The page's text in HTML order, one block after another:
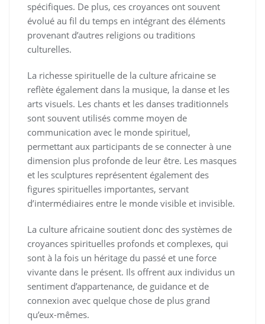
spécifiques. De plus, ces croyances ont souvent
évolué au fil du temps en intégrant des éléments
provenant d’autres religions ou traditions
culturelles.
La richesse spirituelle de la culture africaine se
reflète également dans la musique, la danse et les
arts visuels. Les chants et les danses traditionnels
sont souvent utilisés comme moyen de
communication avec le monde spirituel,
permettant aux participants de se connecter à une
dimension plus profonde de leur être. Les masques
et les sculptures représentent également des
figures spirituelles importantes, servant
d’intermédiaires entre le monde visible et invisible.
La culture africaine soutient donc des systèmes de
croyances spirituelles profonds et complexes, qui
sont à la fois un héritage du passé et une force
vivante dans le présent. Ils offrent aux individus un
sentiment d’appartenance, de guidance et de
connexion avec quelque chose de plus grand
qu’eux-mêmes.